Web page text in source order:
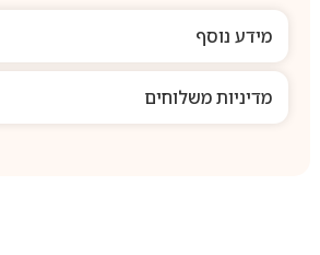
מידע נוסף
מדיניות משלוחים